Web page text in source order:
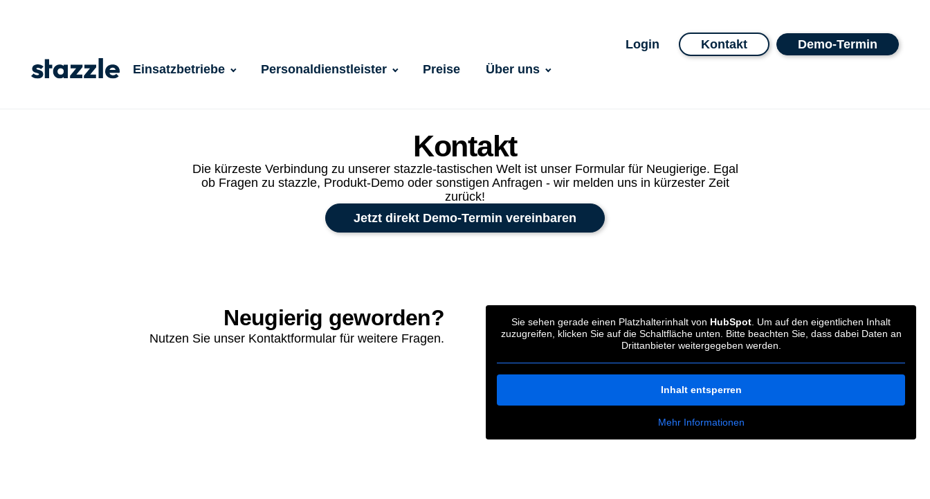
Einsatzbetriebe Personaldienstleister Preise Über uns
Login Kontakt Demo-Termin
Kontakt
Die kürzeste Verbindung zu unserer stazzle-tastischen Welt ist unser Formular für Neugierige. Egal
ob Fragen zu stazzle, Produkt-Demo oder sonstigen Anfragen - wir melden uns in kürzester Zeit
zurück!
Jetzt direkt Demo-Termin vereinbaren
Neugierig geworden?
Nutzen Sie unser Kontaktformular für weitere Fragen.
Sie sehen gerade einen Platzhalterinhalt von HubSpot. Um auf den eigentlichen Inhalt
zuzugreifen, klicken Sie auf die Schaltfläche unten. Bitte beachten Sie, dass dabei Daten an
Drittanbieter weitergegeben werden.
Inhalt entsperren
Mehr Informationen